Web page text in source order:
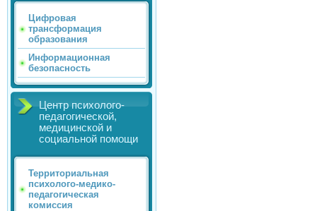
Цифровая
трансформация
образования
Информационная
безопасность
Центр психолого-
педагогической,
медицинской и
социальной помощи
Территориальная
психолого-медико-
педагогическая
комиссия